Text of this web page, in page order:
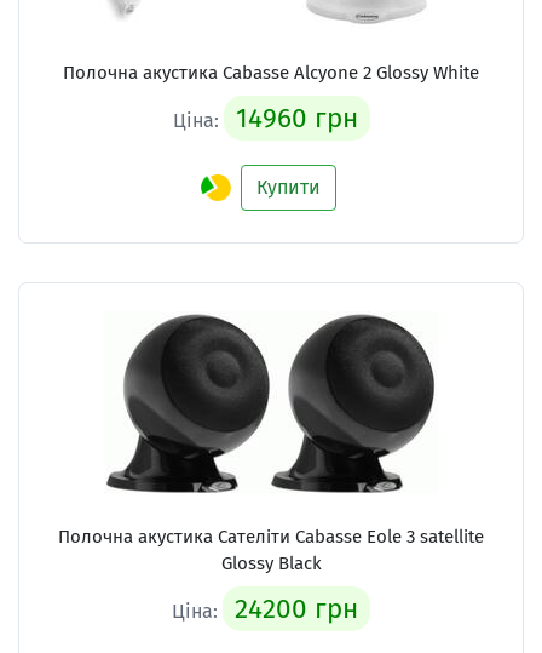
Полочна акустика Cabasse Alcyone 2 Glossy White
Ціна: 14960 грн
Купити
Полочна акустика Сателіти Cabasse Eole 3 satellite
Glossy Black
Ціна: 24200 грн